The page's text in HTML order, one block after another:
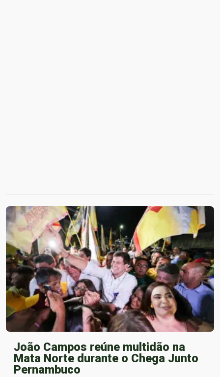
João Campos reúne multidão na
Mata Norte durante o Chega Junto
Pernambuco